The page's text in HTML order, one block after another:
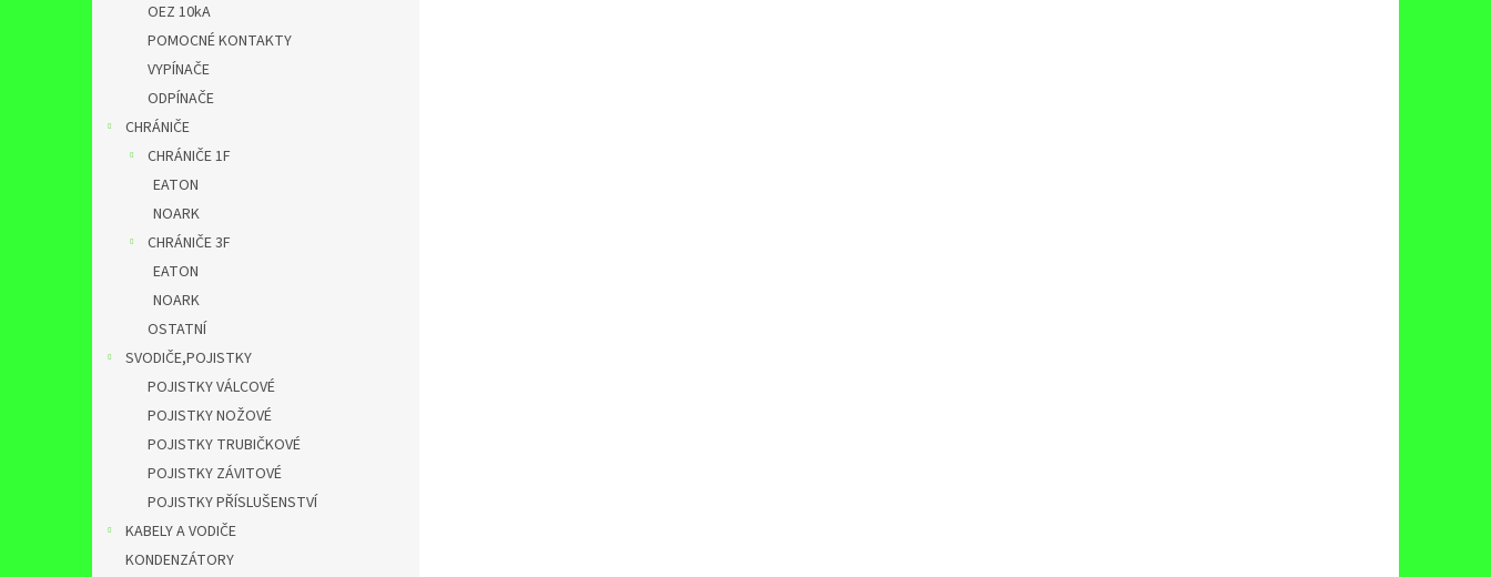
OEZ 10kA
POMOCNÉ KONTAKTY
VYPÍNAČE
ODPÍNAČE
CHRÁNIČE
CHRÁNIČE 1F
EATON
NOARK
CHRÁNIČE 3F
EATON
NOARK
OSTATNÍ
SVODIČE,POJISTKY
POJISTKY VÁLCOVÉ
POJISTKY NOŽOVÉ
POJISTKY TRUBIČKOVÉ
POJISTKY ZÁVITOVÉ
POJISTKY PŘÍSLUŠENSTVÍ
KABELY A VODIČE
KONDENZÁTORY